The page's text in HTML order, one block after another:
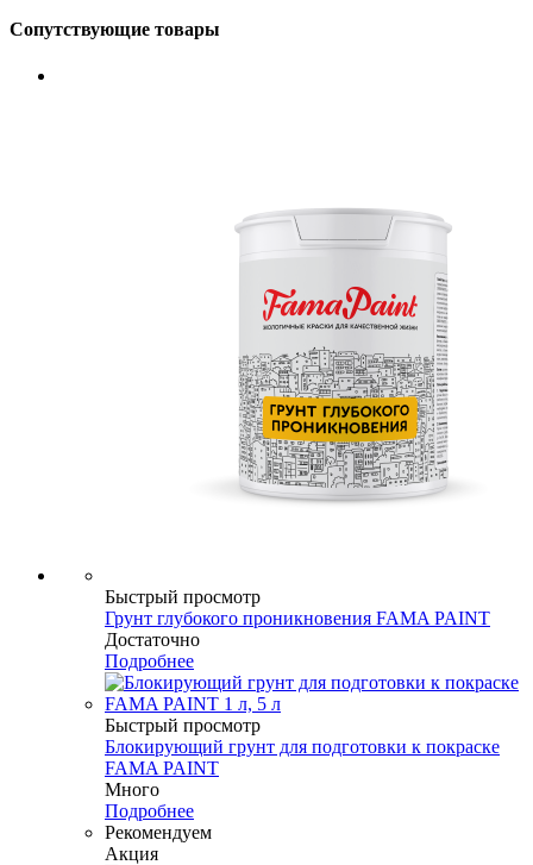
Сопутствующие товары
Быстрый просмотр
Грунт глубокого проникновения FAMA PAINT
Достаточно
Подробнее
Быстрый просмотр
Блокирующий грунт для подготовки к покраске
FAMA PAINT
Много
Подробнее
Рекомендуем
Акция